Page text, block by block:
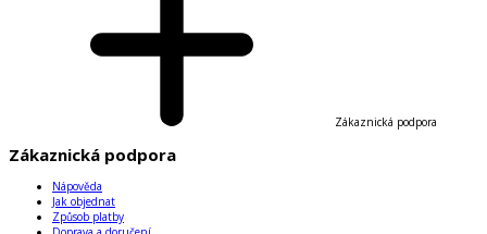
Zákaznická podpora
Zákaznická podpora
Nápověda
Jak objednat
Způsob platby